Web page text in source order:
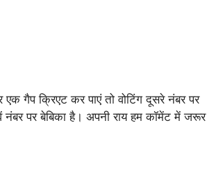
गैप क्रिएट कर पाएं तो वोटिंग दूसरे नंबर पर
नंबर पर बेबिका है। अपनी राय हम कॉमेंट में जरूर